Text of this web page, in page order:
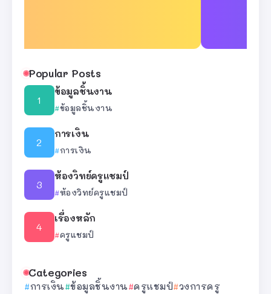
Popular Posts
ข้อมูลชิ้นงาน
ข้อมูลชิ้นงาน
การเงิน
การเงิน
ห้องวิทย์ครูแชมป์
ห้องวิทย์ครูแชมป์
เรื่องหลัก
ครูแชมป์
Categories
การเงิน ข้อมูลชิ้นงาน ครูแชมป์ วงการครู